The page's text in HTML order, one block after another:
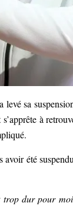
sa
à
été
dur pour